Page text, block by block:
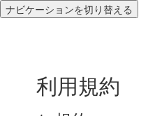
ナビケーションを切り替える
利用規約